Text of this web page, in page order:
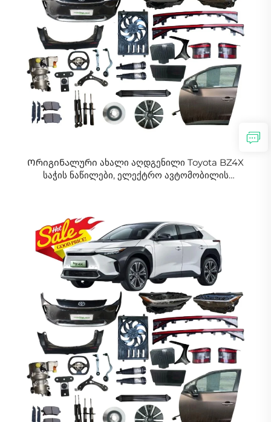
Ორიგინალური ახალი აღდგენილი Toyota BZ4X
საჭის ნაწილები, ელექტრო ავტომობილის